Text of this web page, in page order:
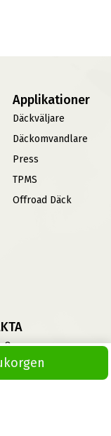
Applikationer
Däckväljare
Däckomvandlare
Press
TPMS
Offroad Däck
Oss